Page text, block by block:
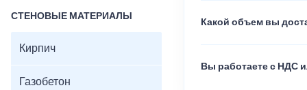
СТЕНОВЫЕ МАТЕРИАЛЫ
Кирпич
Газобетон
Какой объем вы
Вы работаете с НДС